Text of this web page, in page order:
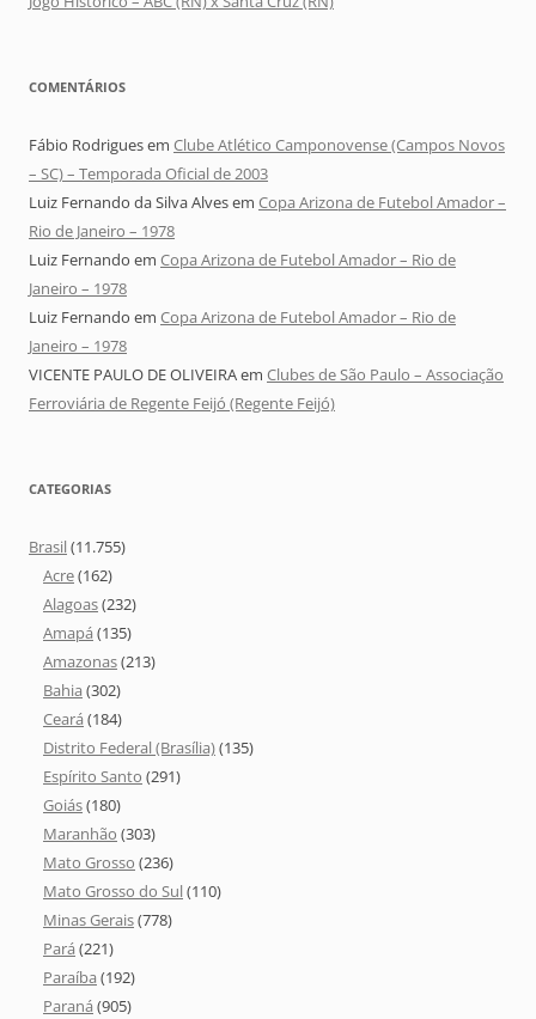
COMENTÁRIOS
Fábio Rodriguesem Clube Atlético Camponovense (Campos Novos
– SC) – Temporada Oficial de 2003
Luiz Fernando da Silva Alvesem Copa Arizona de Futebol Amador –
Rio de Janeiro – 1978
Luiz Fernando em Copa Arizona de Futebol Amador – Rio de
Janeiro – 1978
Luiz Fernando em Copa Arizona de Futebol Amador – Rio de
Janeiro – 1978
VICENTE PAULO DE OLIVEIRAem Clubes de São Paulo – Associação
Ferroviária de Regente Feijó (Regente Feijó)
CATEGORIAS
Brasil(11.755)
Acre(162)
Alagoas(232)
Amapá (135)
Amazonas(213)
Bahia (302)
Ceará (184)
Distrito Federal (Brasília)(135)
Espírito Santo (291)
Goiás(180)
Maranhão (303)
Mato Grosso (236)
Mato Grosso do Sul(110)
Minas Gerais(778)
Pará (221)
Paraíba (192)
Paraná (905)